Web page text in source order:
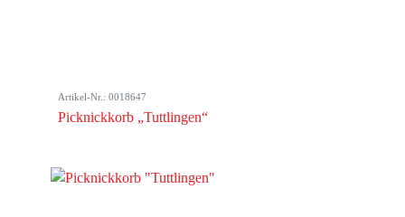
Artikel-Nr.: 0018647
Picknickkorb „Tuttlingen“